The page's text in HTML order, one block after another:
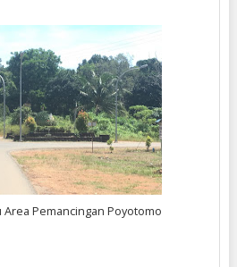
Pemancingan Poyotomo